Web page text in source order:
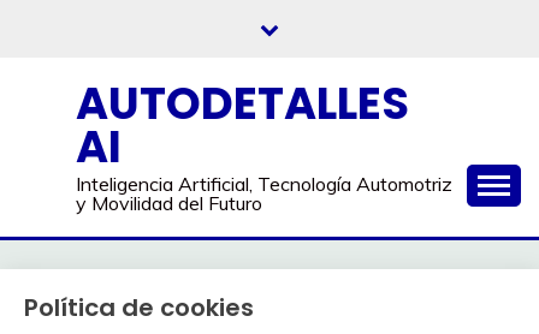
AUTODETALLES
AI
Inteligencia Artificial, Tecnología Automotriz
y Movilidad del Futuro
Política de cookies